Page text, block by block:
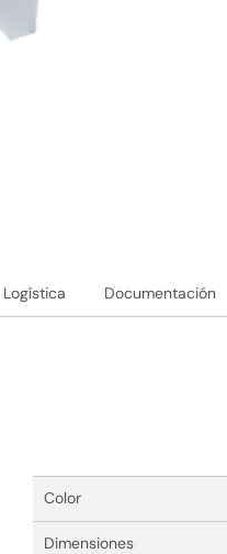
Logística Documentación
Color
Dimensiones